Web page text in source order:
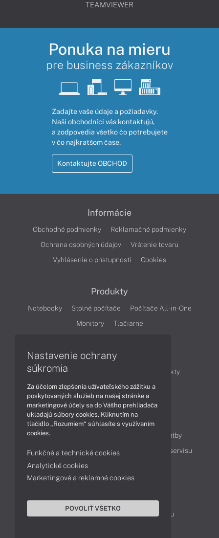
TEAMVIEWER
Ponuka na mieru
pre business zákazníkov
Zadajte vaše údaje a požiadavky.
Naši obchodníci vás kontaktujú,
a zodpovedia všetko čo potrebujete
v čo najkratšom čase.
Kontaktujte OBCHOD
Informácie
Obchodné podmienky
Reklamačné podmienky
Ochrana osobných údajov
Vrátenie tovaru
Vyhlásenie o prístupnosti
Cookies
Produkty
Notebooky Stolné počítače
Počítače All-in-One
Monitory
Tlačiarne
Články
Obchodné informácie
Produkty
Technológie
Videá
Obsah
Ako nakupovať
Možnosti doručenia a platby
Podpora a servis
Servisné služby Cenník servisu
Kontakty
043 4224 771
Obchodné oddelenie
Reklamácia tovaru
Nastavenie ochrany
súkromia
Za účelom zlepšenia užívateľského zážitku a
poskytovaných služieb na našej stránke a
marketingové účely sa do Vášho prehliadača
ukladajú súbory cookies. Kliknutím na
tlačidlo „Rozumiem“ súhlasíte s využívaním
cookies.
Funkčné a technické cookies
Analytické cookies
Marketingové a reklamné cookies
POVOLIŤ VŠETKO